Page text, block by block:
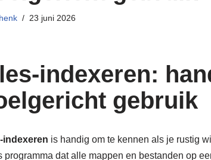
henk 23 juni 2026
indexeren:
gebruik
indexeren is handig om te kennen als je rustig
programma dat alle mappen en bestanden op